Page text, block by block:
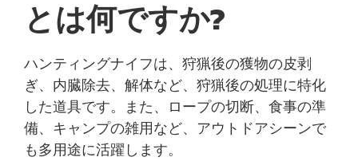
とは何ですか?
ハンティングナイフは、狩猟後の獲物の皮剥
ぎ、内臓除去、解体など、狩猟後の処理に特化
した道具です。また、ロープの切断、食事の準
備、キャンプの雑用など、アウトドアシーンで
も多用途に活躍します。